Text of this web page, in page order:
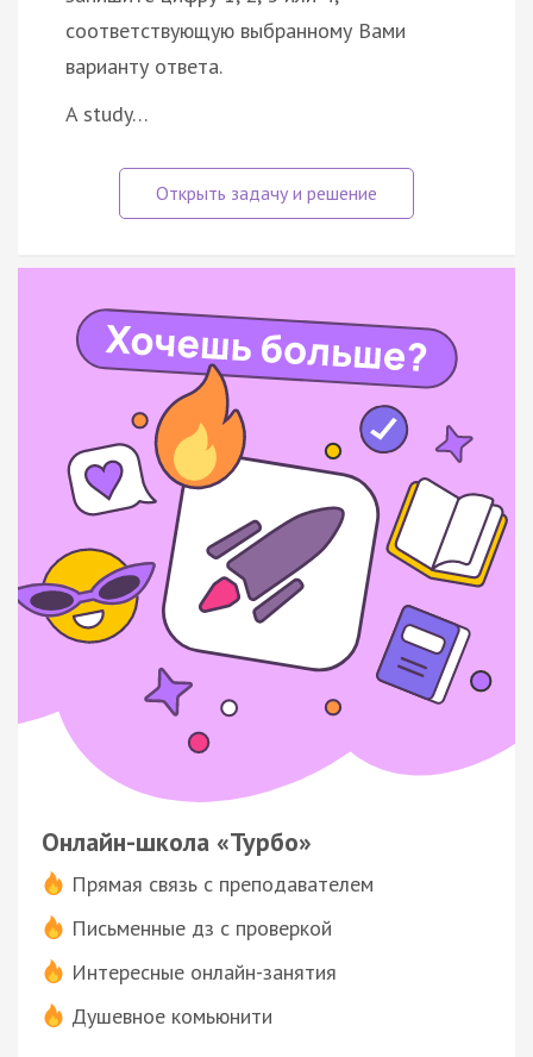
соответствующую выбранному Вами
варианту ответа.
A study…
Онлайн-школа «Турбо»
Прямая связь с преподавателем
Письменные дз с проверкой
Интересные онлайн-занятия
Душевное комьюнити